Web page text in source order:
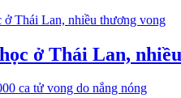
ở Thái Lan,